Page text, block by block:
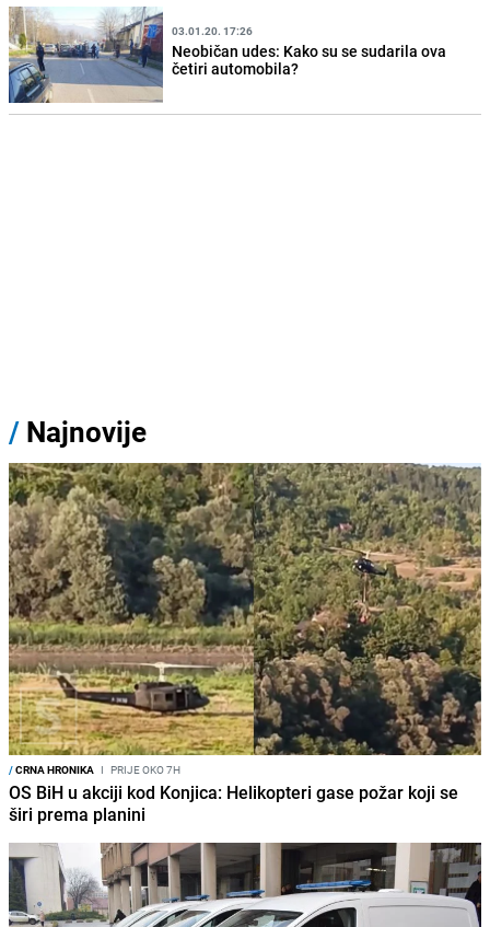
03.01.20. 17:26
Neobičan udes: Kako su se sudarila ova
četiri automobila?
/ Najnovije
/CRNA HRONIKA I PRIJE OKO 7H
OS BiH u akciji kod Konjica: Helikopteri gase požar koji se
širi prema planini